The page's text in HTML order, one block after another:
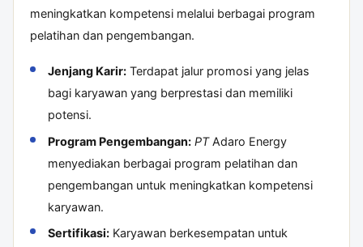
meningkatkan kompetensi melalui berbagai program
pelatihan dan pengembangan.
Jenjang Karir:Terdapat jalur promosi yang jelas
bagi karyawan yang berprestasi dan memiliki
potensi.
Program Pengembangan: PTAdaro Energy
menyediakan berbagai program pelatihan dan
pengembangan untuk meningkatkan kompetensi
karyawan.
Sertifikasi:Karyawan berkesempatan untuk